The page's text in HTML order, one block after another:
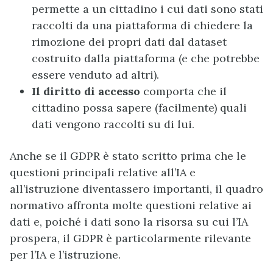
permette a un cittadino i cui dati sono stati
raccolti da una piattaforma di chiedere la
rimozione dei propri dati dal dataset
costruito dalla piattaforma (e che potrebbe
essere venduto ad altri).
Il diritto di accesso comporta che il
cittadino possa sapere (facilmente) quali
dati vengono raccolti su di lui.
Anche se il GDPR è stato scritto prima che le
questioni principali relative all’IA e
all’istruzione diventassero importanti, il quadro
normativo affronta molte questioni relative ai
dati e, poiché i dati sono la risorsa su cui l’IA
prospera, il GDPR è particolarmente rilevante
per l’IA e l’istruzione.